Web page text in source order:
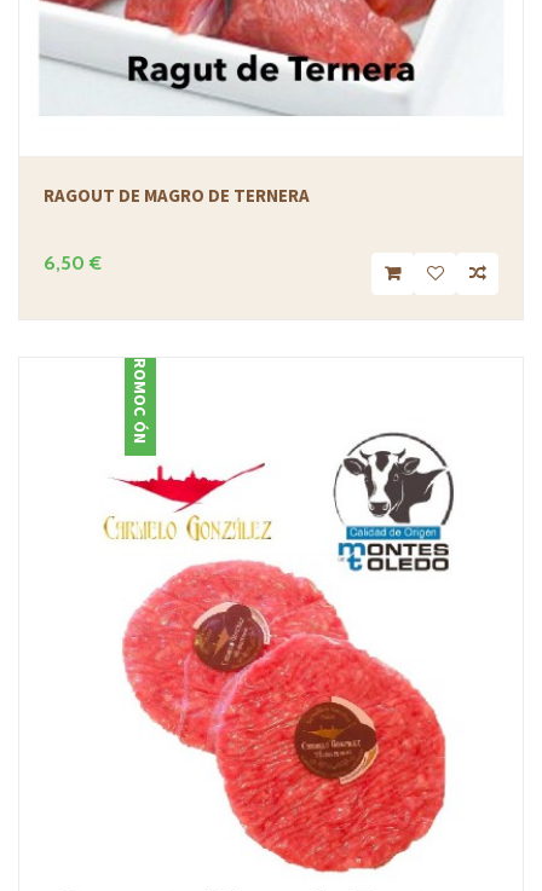
RAGOUT DE MAGRO DE TERNERA
6,50 €
PROMOCIÓN